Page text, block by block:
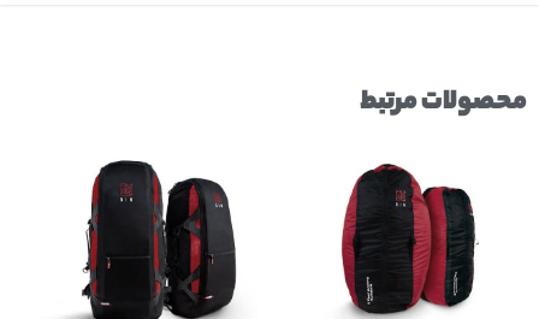
محصولات مرتبط